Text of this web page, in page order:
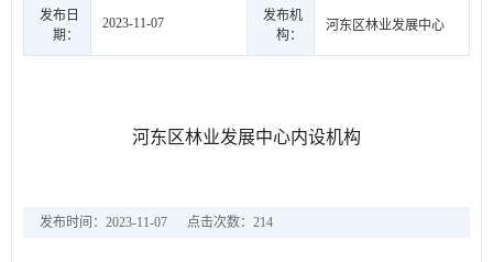
发布日
期：
2023-11-07
发布机
构：
河东区林业发展中心
河东区林业发展中心内设机构
发布时间：2023-11-07 点击次数： 214